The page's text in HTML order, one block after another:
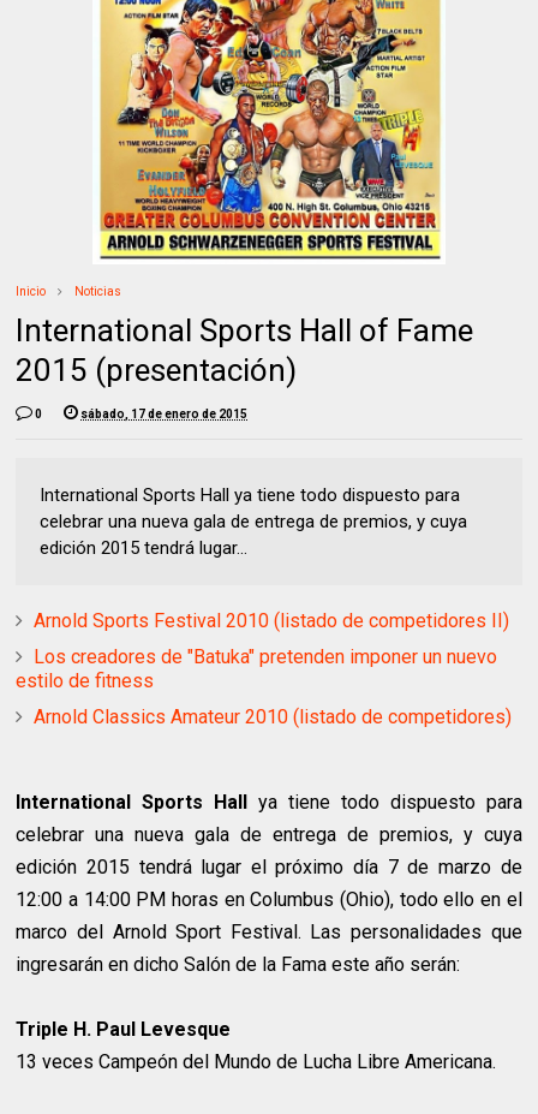
Inicio Noticias
International Sports Hall of Fame
2015 (presentación)
0 sábado, 17 de enero de 2015
International Sports Hall ya tiene todo dispuesto para
celebrar una nueva gala de entrega de premios, y cuya
edición 2015 tendrá lugar...
Arnold Sports Festival 2010 (listado de competidores II)
Los creadores de "Batuka" pretenden imponer un nuevo
estilo de fitness
Arnold Classics Amateur 2010 (listado de competidores)
International Sports Hall
ya tiene todo dispuesto para
celebrar una nueva gala de entrega de premios, y cuya
edición 2015 tendrá lugar el próximo día 7 de marzo de
12:00 a 14:00 PM horas en Columbus (Ohio), todo ello en el
marco del Arnold Sport Festival. Las personalidades que
ingresarán en dicho Salón de la Fama este año serán:
Triple H. Paul Levesque
13 veces Campeón del Mundo de Lucha Libre Americana.